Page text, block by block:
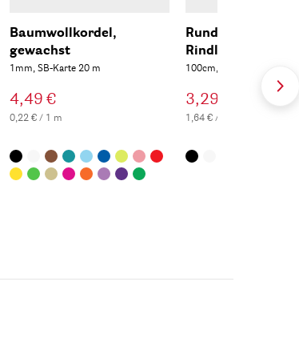
Baumwollkordel,
gewachst
1mm, SB-Karte 20 m
4,49 €
0,22 € / 1 m
Rundriemen aus
Rindleder, 2mm ø
100cm, SB-Btl 2 Stück
3,29 €
1,64 € / 1 m